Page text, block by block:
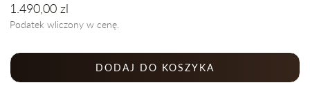
Cena
regularna
1.490,00 zl
Podatek wliczony w cenę.
DODAJ DO KOSZYKA